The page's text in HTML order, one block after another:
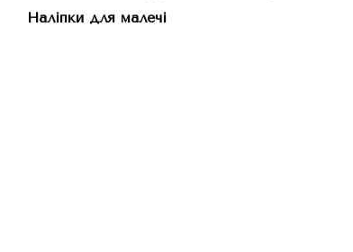
Наліпки для малечі